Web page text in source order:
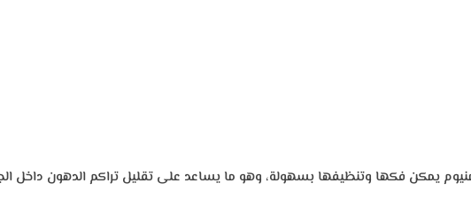
يمكن فكها وتنظيفها بسهولة، وهو ما يساعد على تقليل تراكم الدهون